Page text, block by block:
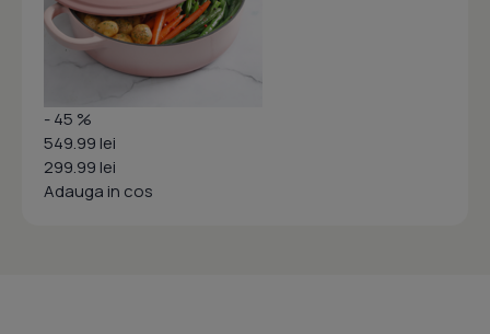
- 45 %
549.99 lei
299.99 lei
Adauga in cos